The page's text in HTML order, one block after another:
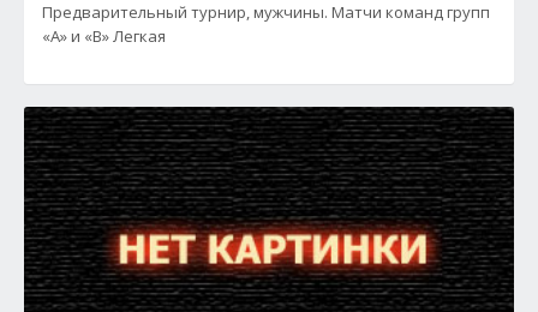
Предварительный турнир, мужчины. Матчи команд групп
«А» и «В» Легкая